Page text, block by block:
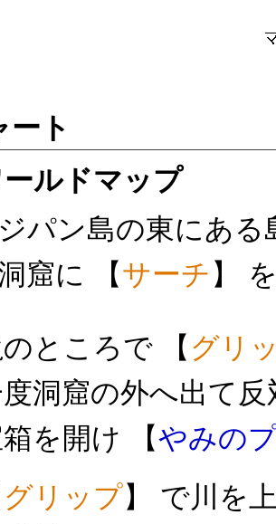
ート
ールドマップ
ジパン島の東にある
窟に 【サーチ 】
ところで 【 グリ
洞窟の外へ出て
を開け 【やみの
グリップ】 で川を